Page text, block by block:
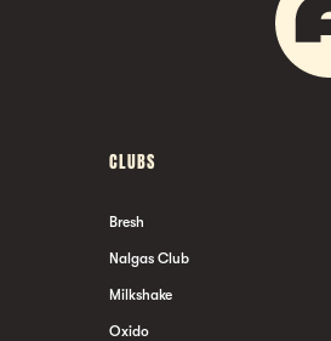
CLUBS
Bresh
Nalgas Club
Milkshake
Oxido